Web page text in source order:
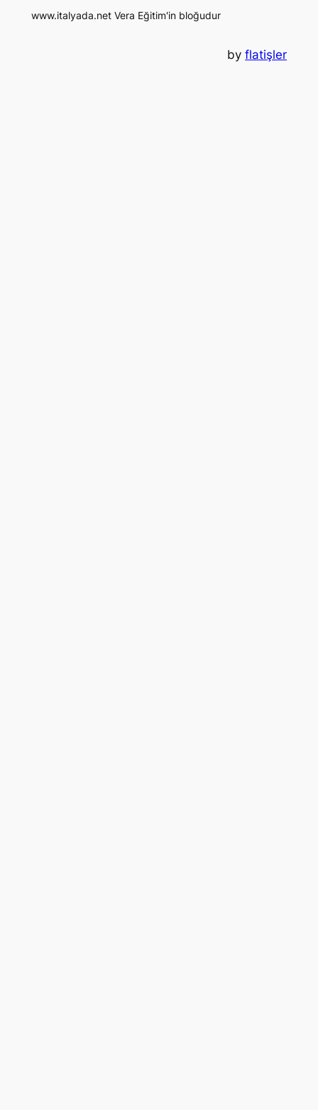
www.italyada.net Vera Eğitim'in bloğudur
byflatişler